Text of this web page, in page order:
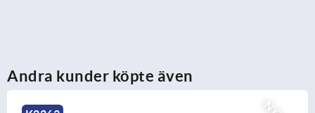
Andra kunder köpte även